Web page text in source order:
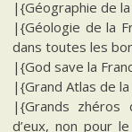
|{Géographie de la
|{Géologie de la
dans toutes les
|{God save la
|{Grand Atlas de
|{Grands zhéros
d’eux, non pour